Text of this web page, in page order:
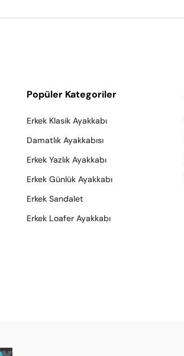
Popüler Kategoriler
Erkek Klasik Ayakkabı
Damatlık Ayakkabısı
Erkek Yazlık Ayakkabı
Erkek Günlük Ayakkabı
Erkek Sandalet
Erkek Loafer Ayakkabı